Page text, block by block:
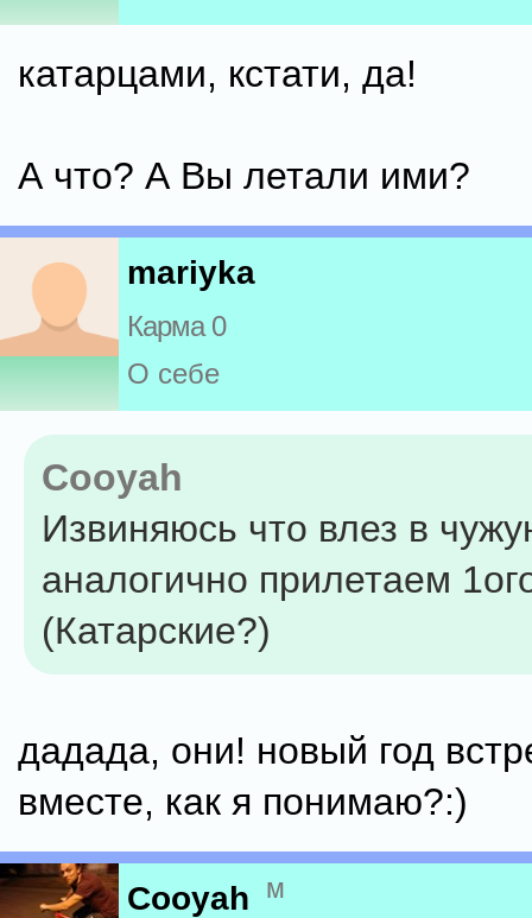
катарцами, кстати, да!
А что? А Вы летали ими?
mariyka
Карма 0
О себе
Cooyah
Извиняюсь что влез в
аналогично прилетаем
(Катарские?)
дадада, они! новый год
вместе, как я понимаю?:)
Cooyah м